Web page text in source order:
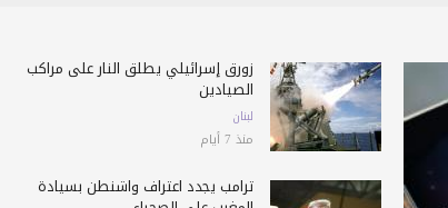
زورق إسرائيلي يطلق النار على مراكب
الصيادين
لبنان
منذ 7 أيام
ترامب يجدد اعتراف واشنطن بسيادة